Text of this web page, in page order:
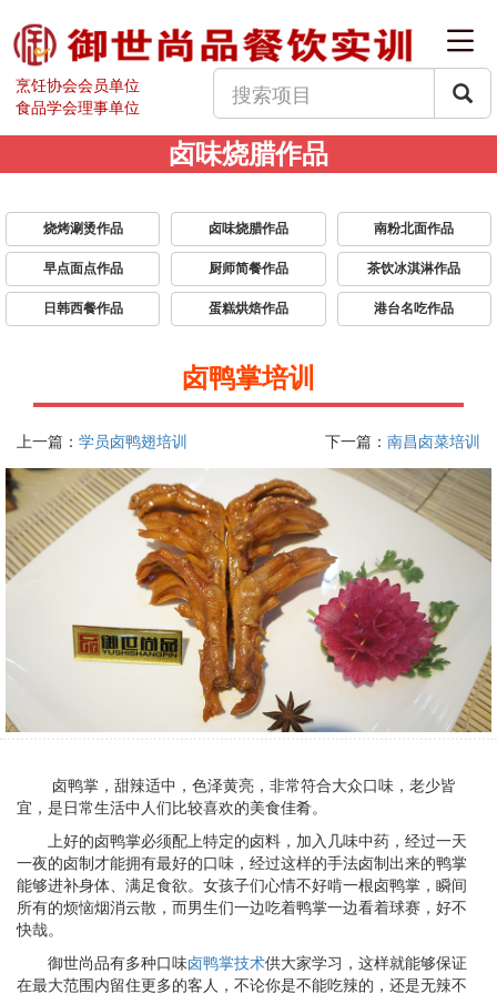
烹饪协会会员单位
食品学会理事单位
卤味烧腊作品
烧烤涮烫作品 卤味烧腊作品 南粉北面作品
早点面点作品 厨师简餐作品 茶饮冰淇淋作品
日韩西餐作品 蛋糕烘焙作品 港台名吃作品
卤鸭掌培训
上一篇： 学员卤鸭翅培训 下一篇： 南昌卤菜培训
卤鸭掌，甜辣适中，色泽黄亮，非常符合大众口味，老少皆
宜，是日常生活中人们比较喜欢的美食佳肴。
上好的卤鸭掌必须配上特定的卤料，加入几味中药，经过一天
一夜的卤制才能拥有最好的口味，经过这样的手法卤制出来的鸭掌
能够进补身体、满足食欲。女孩子们心情不好啃一根卤鸭掌，瞬间
所有的烦恼烟消云散，而男生们一边吃着鸭掌一边看着球赛，好不
快哉。
御世尚品有多种口味卤鸭掌技术供大家学习，这样就能够保证
在最大范围内留住更多的客人，不论你是不能吃辣的，还是无辣不